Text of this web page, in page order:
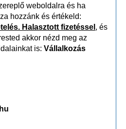
weboldalra és ha
hozzánk és értékeld:
Halasztott fizetéssel , és
akkor nézd meg az
is:Vállalkozás